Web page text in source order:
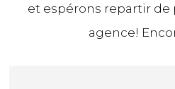
et espérons repartir de
agence!